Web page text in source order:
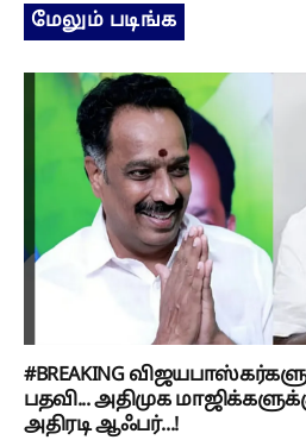
மேலும் படிங்க
#BREAKING
பதவி... அதிமுக
அதிரடி ஆஃபர்...!